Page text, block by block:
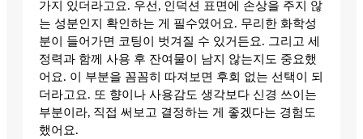
가지 있더라고요. 우선, 인덕션 표면에 손상을 주지 않
는 성분인지 확인하는 게 필수였어요. 무리한 화학성
분이 들어가면 코팅이 벗겨질 수 있거든요. 그리고 세
정력과 함께 사용 후 잔여물이 남지 않는지도 중요했
어요. 이 부분을 꼼꼼히 따져보면 후회 없는 선택이 되
더라고요. 또 향이나 사용감도 생각보다 신경 쓰이는
부분이라, 직접 써보고 결정하는 게 좋겠다는 경험도
했어요.